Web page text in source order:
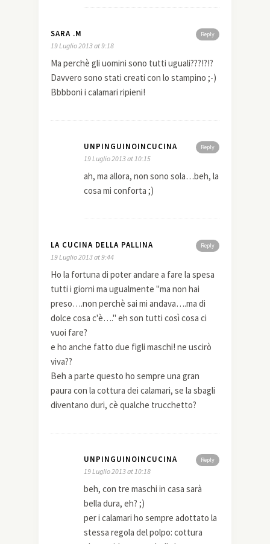
Reply
SARA .M
19 Luglio 2013 at 9:18
Ma perchè gli uomini sono tutti uguali???!?!?
Davvero sono stati creati con lo stampino ;-)
Bbbboni i calamari ripieni!
Reply
UNPINGUINOINCUCINA
19 Luglio 2013 at 10:15
ah, ma allora, non sono sola…beh, la
cosa mi conforta ;)
Reply
LA CUCINA DELLA PALLINA
19 Luglio 2013 at 9:44
Ho la fortuna di poter andare a fare la spesa
tutti i giorni ma ugualmente "ma non hai
preso….non perchè sai mi andava….ma di
dolce cosa c'è…." eh son tutti così cosa ci
vuoi fare?
e ho anche fatto due figli maschi! ne uscirò
viva??
Beh a parte questo ho sempre una gran
paura con la cottura dei calamari, se la sbagli
diventano duri, cè qualche trucchetto?
Reply
UNPINGUINOINCUCINA
19 Luglio 2013 at 10:18
beh, con tre maschi in casa sarà
bella dura, eh? ;)
per i calamari ho sempre adottato la
stessa regola del polpo: cottura